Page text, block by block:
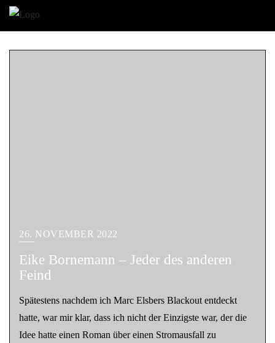
26. NOVEMBER 2022
Eike Bornemann – Jeder des anderen
Feind
Spätestens nachdem ich Marc Elsbers Blackout entdeckt
hatte, war mir klar, dass ich nicht der Einzigste war, der die
Idee hatte einen Roman über einen Stromausfall zu